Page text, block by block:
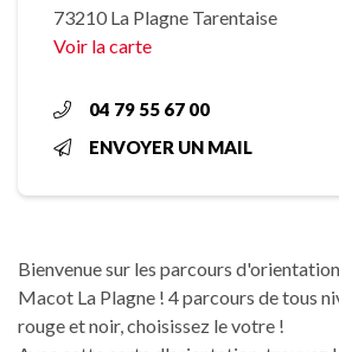
73210 La Plagne Tarentaise
Voir la carte
04 79 55 67 00
ENVOYER UN MAIL
Bienvenue sur les parcours
Macot La Plagne ! 4 parcours de tous
rouge et noir, choisissez le votre !